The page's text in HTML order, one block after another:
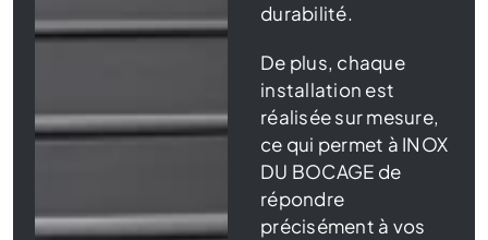
durabilité.
De plus, chaque
installation est
réalisée sur mesure,
ce qui permet à INOX
DU BOCAGE de
répondre
précisément à vos